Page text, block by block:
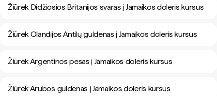
Žiūrėk Didžiosios Britanijos svaras į Jamaikos doleris kursus
Žiūrėk Olandijos Antilų guldenas į Jamaikos doleris kursus
Žiūrėk Argentinos pesas į Jamaikos doleris kursus
Žiūrėk Arubos guldenas į Jamaikos doleris kursus